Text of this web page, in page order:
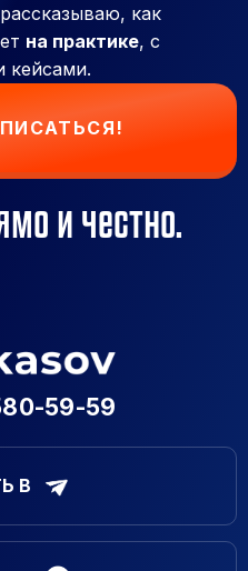
как
на практике, с
кейсами.
и честно.
59-59
В